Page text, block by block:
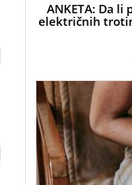
ANKETA: Da
električnih